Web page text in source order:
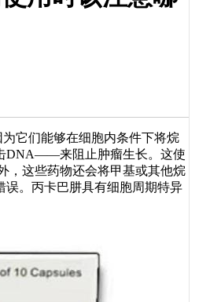
它们能够在细胞内条件下将烷
DNA——来阻止肿瘤生长。这使
，这些药物还会将甲基或其他烷
。丙卡巴肼具有细胞周期特异